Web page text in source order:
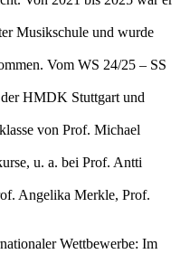
Musikschule und wurde
Vom WS 24/25 – SS
HMDK Stuttgart und
von Prof. Michael
u. a. bei Prof. Antti
Angelika Merkle, Prof.
Wettbewerbe: Im